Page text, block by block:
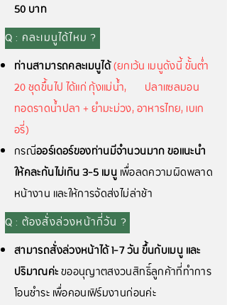
50 บาท
Q : คละเมนูได้ไหม ?
ท่านสามารถคละเมนูได้(ยกเว้น เมนูดังนี้ ขั้นต่ำ
20 ชุดขึ้นไป ได้แก่ กุ้งแม่น้ำ,
ปลาแซลมอน
ทอดราดน้ำปลา + ยำมะม่วง, อาหารไทย, เบเก
อรี่)
กรณีออร์เดอร์ของท่านมีจำนวนมาก ขอแนะนำ
ให้คละกันไม่เกิน 3-5 เมนูเพื่อลดความผิดพลาด
หน้างาน และให้การจัดส่งไม่ล่าช้า
Q : ต้องสั่งล่วงหน้ากี่วัน ?
สามารถสั่งล่วงหน้าได้ 1-7 วัน ขึ้นกับเมนู และ
ปริมาณค่ะขออนุญาตสงวนสิทธิ์ลูกค้าที่ทำการ
โอนชำระ เพื่อคอนเฟิร์มงานก่อนค่ะ